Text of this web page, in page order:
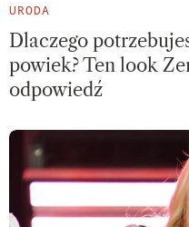
URODA
Dlaczego
powiek? Ten look
odpowiedź